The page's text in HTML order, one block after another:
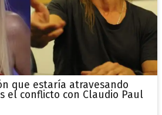
que estaría atravesando
el conflicto con Claudio Paul